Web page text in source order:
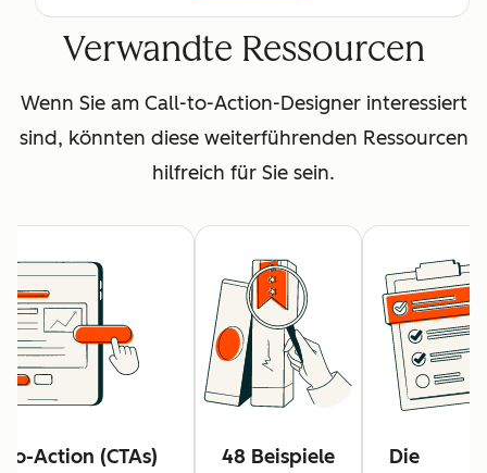
Verwandte Ressourcen
Wenn Sie am Call-to-Action-Designer interessiert
sind, könnten diese weiterführenden Ressourcen
hilfreich für Sie sein.
to-Action (CTAs)
48 Beispiele
Die